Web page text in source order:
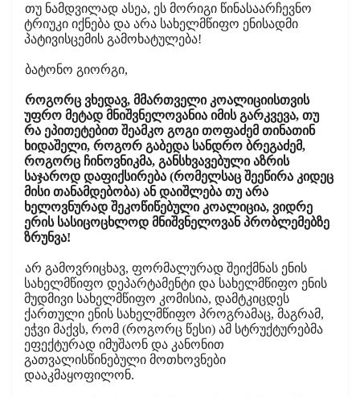
თუ ნამდვილად ასეა, ეს მორიგი წინასაარჩევნო
ტრიუკი იქნება და არა სახელმწიფო ენისადმი
პატივისცემის გამოხატულება!
ბატონო გიორგი,
როგორც ვხედავ, მმართველი კოალიციისთვის
უფრო მეტად მნიშვნელოვანია იმის გარკვევა, თუ
რა ეპითეტებით შეამკო გოგი თოფაძემ თინათინ
ხიდაშელი, როგორ გაბედა სანდრო ბრეგაძემ,
როგორც ჩინოვნიკმა, განსხვავებული აზრის
საჯაროდ დაფიქსირება (რომელსაც შეეწირა კიდეც
მისი თანამდებობა) ან დაიშლება თუ არა
ხელოვნურად შეკოწიწებული კოალიცია, ვიდრე
ერის სასიცოცხლოდ მნიშვნელოვან პრობლემებზე
ზრუნვა!
არ გამოვრიცხავ, ფორმალურად შეიქმნას ენის
სახელმწიფო დეპარტამენტი და სახელმწიფო ენის
მუდმივი სახელმწიფო კომისია, დამტკიცდეს
ქართული ენის სახელმწიფო პროგრამაც, მაგრამ,
ეჭვი მაქვს, რომ (როგორც წესი) ამ სტრუქტურებმა
ეფექტურად იმუშაონ და კანონით
გათვალისწინებული მოთხოვნები
დააკმაყოფილონ.